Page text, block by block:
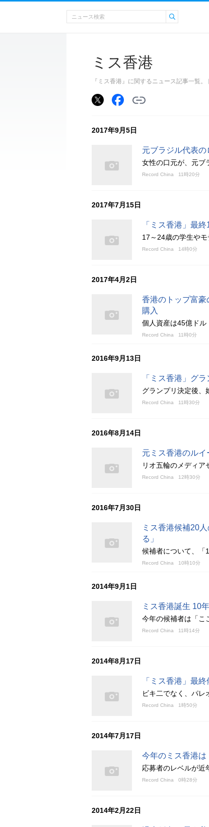
ミス香港
『ミス香港』に関するニュース記事一覧
2017年9月5日
元ブラジル代表
女性の口元が、元ブ
Record China 11時20分
2017年7月15日
「ミス香港」最
17～24歳の学生や
Record China 14時0分
2017年4月2日
香港のトップ富
購入
個人資産は45億ド
Record China 11時0分
2016年9月13日
「ミス香港」グ
グランプリ決定後、
Record China 11時30分
2016年8月14日
元ミス香港のル
リオ五輪のメディア
Record China 12時30分
2016年7月30日
ミス香港候補20
る」
候補者について、「
Record China 10時10分
2014年9月1日
ミス香港誕生 10
今年の候補者は「こ
Record China 11時14分
2014年8月17日
「ミス香港」最
ビキ二でなく、パレ
Record China 1時50分
2014年7月17日
今年のミス香港は
応募者のレベルが近
Record China 0時28分
2014年2月22日